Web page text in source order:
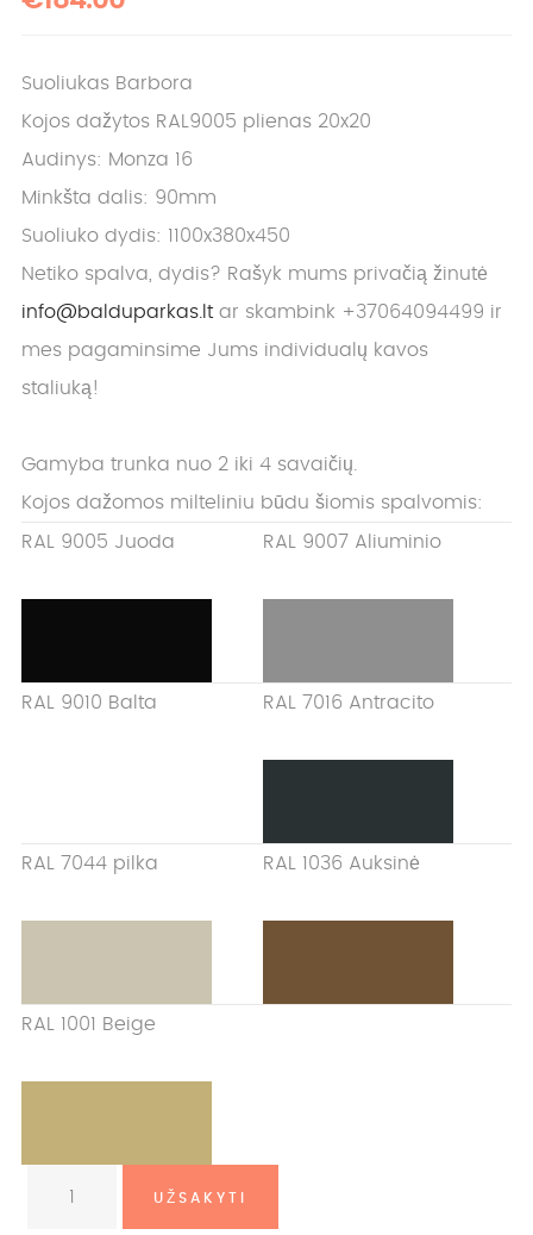
Suoliukas Barbora
Kojos dažytos RAL9005 plienas 20x20
Audinys: Monza 16
Minkšta dalis: 90mm
Suoliuko dydis: 1100x380x450
Netiko spalva, dydis? Rašyk mums privačią žinutė
info@balduparkas.lt ar skambink +37064094499 ir
mes pagaminsime Jums individualų kavos
staliuką!
Gamyba trunka nuo 2 iki 4 savaičių.
Kojos dažomos milteliniu būdu šiomis spalvomis:
RAL 9005 Juoda RAL 9007 Aliuminio
RAL 9010 Balta RAL 7016 Antracito
RAL 7044 pilka RAL 1036 Auksinė
RAL 1001 Beige